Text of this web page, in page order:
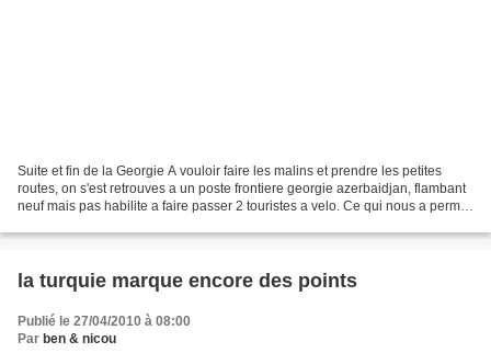
Suite et fin de la Georgie A vouloir faire les malins et prendre les petites
routes, on s'est retrouves a un poste frontiere georgie azerbaidjan, flambant
neuf mais pas habilite a faire passer 2 touristes a velo. Ce qui nous a permis
la turquie marque encore des points
Publié le 27/04/2010 à 08:00
Par ben & nicou